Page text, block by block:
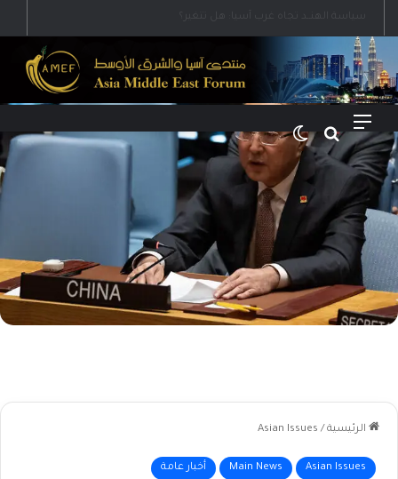
القائمة بحث عن
الرئيسية /
Asian Issues
Asian Issues
Main News أخبار عامة